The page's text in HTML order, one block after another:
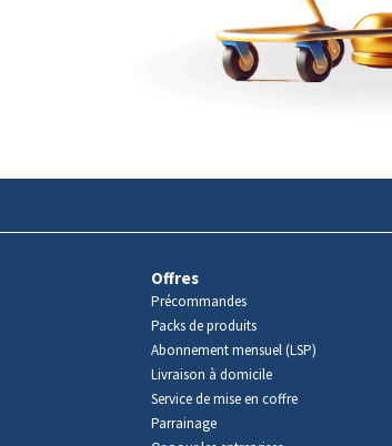
Offres
Précommandes
Packs de produits
Abonnement mensuel (LSP)
Livraison à domicile
Service de mise en coffre
Parrainage